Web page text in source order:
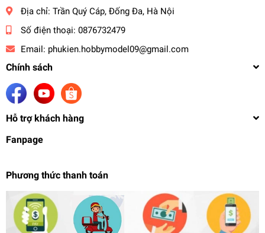
Địa chỉ: Trần Quý Cáp, Đống Đa, Hà Nội
Số điện thoại: 0876732479
Email: phukien.hobbymodel09@gmail.com
Chính sách
Hỗ trợ khách hàng
Fanpage
Phương thức thanh toán